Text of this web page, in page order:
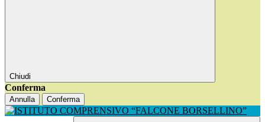
Chiudi
Conferma
Annulla Conferma